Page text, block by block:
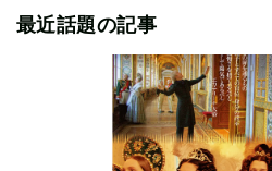
最近話題の記事